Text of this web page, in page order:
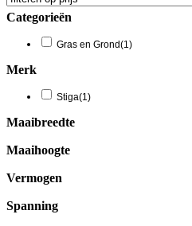
Categorieën
Gras en Grond(1)
Merk
Stiga(1)
Maaibreedte
Maaihoogte
Vermogen
Spanning